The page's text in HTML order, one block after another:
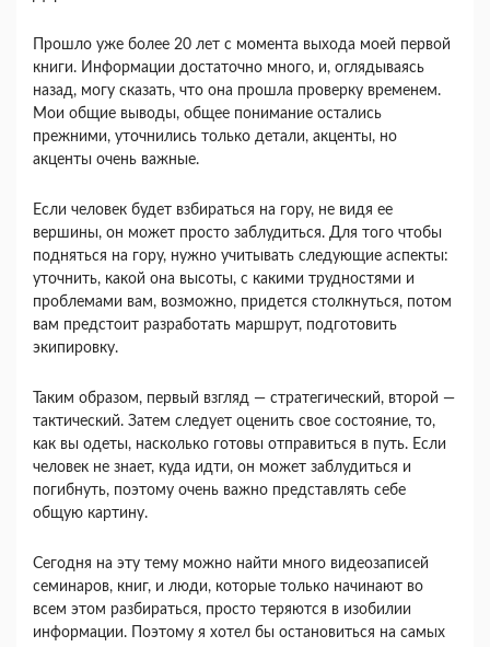
Прошло уже более 20 лет с момента выхода моей первой
книги. Информации достаточно много, и, оглядываясь
назад, могу сказать, что она прошла проверку временем.
Мои общие выводы, общее понимание остались
прежними, уточнились только детали, акценты, но
акценты очень важные.
Если человек будет взбираться на гору, не видя ее
вершины, он может просто заблудиться. Для того чтобы
подняться на гору, нужно учитывать следующие аспекты:
уточнить, какой она высоты, с какими трудностями и
проблемами вам, возможно, придется столкнуться, потом
вам предстоит разработать маршрут, подготовить
экипировку.
Таким образом, первый взгляд — стратегический, второй —
тактический. Затем следует оценить свое состояние, то,
как вы одеты, насколько готовы отправиться в путь. Если
человек не знает, куда идти, он может заблудиться и
погибнуть, поэтому очень важно представлять себе
общую картину.
Сегодня на эту тему можно найти много видеозаписей
семинаров, книг, и люди, которые только начинают во
всем этом разбираться, просто теряются в изобилии
информации. Поэтому я хотел бы остановиться на самых